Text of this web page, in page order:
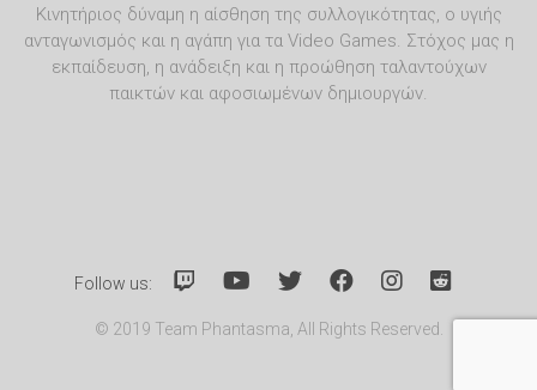
Κινητήριος δύναμη η αίσθηση της συλλογικότητας, ο υγιής
ανταγωνισμός και η αγάπη για τα Video Games. Στόχος μας η
εκπαίδευση, η ανάδειξη και η προώθηση ταλαντούχων
παικτών και αφοσιωμένων δημιουργών.
Follow us:
© 2019 Team Phantasma, All Rights Reserved.